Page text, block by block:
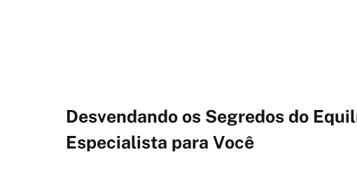
Desvendando os Segredos do
Especialista para Você